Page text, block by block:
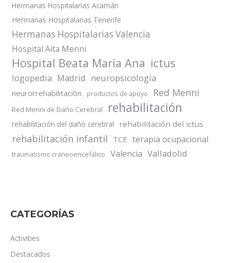
Hermanas Hospitalarias Acamán
Hermanas Hospitalarias Tenerife
Hermanas Hospitalarias Valencia
Hospital Aita Menni
Hospital Beata María Ana ictus
logopedia Madrid neuropsicología
neurorrehabilitación productos de apoyo Red Menni
Red Menni de Daño Cerebral rehabilitación
rehabilitación del daño cerebral rehabilitación del ictus
rehabilitación infantil TCE terapia ocupacional
traumatismo craneoencefálico Valencia Valladolid
CATEGORÍAS
Activities
Destacados